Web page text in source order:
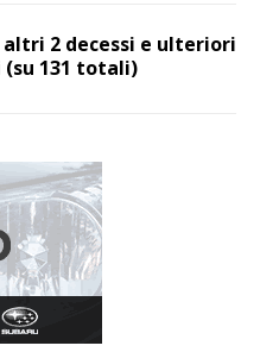
altri 2 decessi e ulteriori
(su 131 totali)